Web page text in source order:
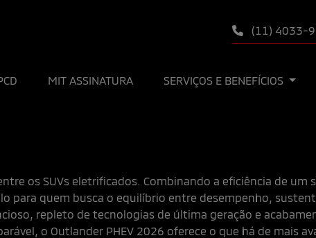
(11) 4033-
MIT ASSINATURA SERVIÇOS E BENEFÍCIOS
os SUVs eletrificados. Combinando a eficiência de
para quem busca o equilíbrio entre desempenho,
repleto de tecnologias de última geração e
o Outlander PHEV 2026 oferece o que há de mais